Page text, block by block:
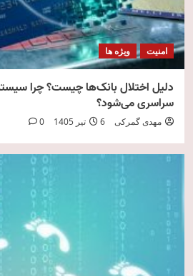
امنیت ویژه ها
دلیل اختلال بانک‌ها چیست؟ چرا
سراسری می‌شود؟
مهدی گمرکی 6 تیر 1405 0